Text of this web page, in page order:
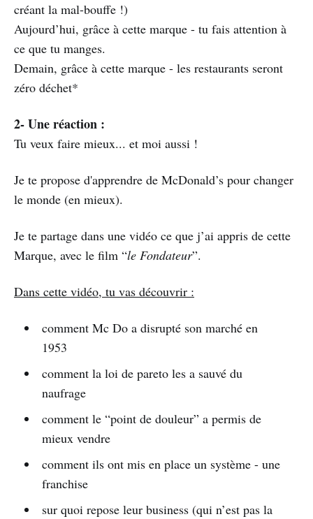
créant la mal-bouffe !)
Aujourd’hui, grâce à cette marque - tu fais attention à
ce que tu manges.
Demain, grâce à cette marque - les restaurants seront
zéro déchet*
2- Une réaction :
Tu veux faire mieux... et moi aussi !
Je te propose d'apprendre de McDonald’s pour changer
le monde (en mieux).
Je te partage dans une vidéo ce que j’ai appris de cette
Marque, avec le film “le Fondateur”.
Dans cette vidéo, tu vas découvrir :
comment Mc Do a disrupté son marché en
1953
comment la loi de pareto les a sauvé du
naufrage
comment le “point de douleur” a permis de
mieux vendre
comment ils ont mis en place un système - une
franchise
sur quoi repose leur business (qui n’est pas la